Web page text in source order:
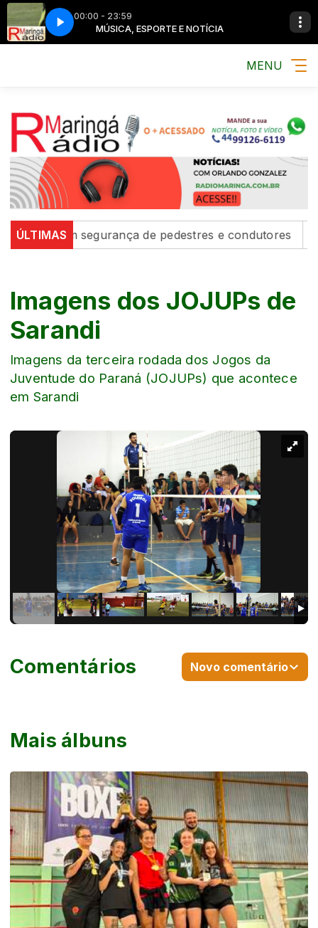
00:00 - 23:59
MÚSICA, ESPORTE E NOTÍCIA
MENU
ÚLTIMASsegurança de pedestres e condutores
Imagens dos JOJUPs de
Sarandi
Imagens da terceira rodada dos Jogos da
Juventude do Paraná (JOJUPs) que acontece
em Sarandi
Mais álbuns
Comentários Novo comentário